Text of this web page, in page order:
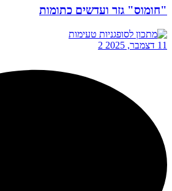
"חומוס" גזר ועדשים כתומות
11 דצמבר, 2025 2